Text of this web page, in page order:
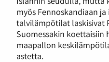
myös Fennoskandiaan
talvilämpötilat laskisivat
Suomessakin koettaisiin
maapallon
astetta.